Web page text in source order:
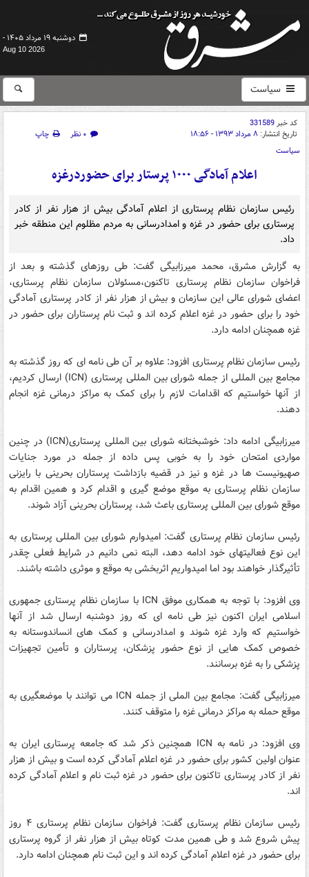
دوشنبه ۱۹ مرداد ۱۴۰۵ -
Aug 10 2026
سیاست
کد خبر331589
تاریخ انتشار: ۸ مرداد ۱۳۹۳ - ۱۸:۵۶ ۰ نظر
چاپ
سیاست
اعلام آمادگی ۱۰۰۰ پرستار برای حضوردرغزه
رئیس سازمان نظام پرستاری از اعلام آمادگی بیش از هزار نفر از کادر
پرستاری برای حضور در غزه و امدادرسانی به مردم مظلوم این منطقه خبر
داد.
به گزارش مشرق، محمد میرزابیگی گفت: طی روزهای گذشته و بعد از
فراخوان سازمان نظام پرستاری تاکنون،مسئولان سازمان نظام پرستاری،
اعضای شورای عالی این سازمان و بیش از هزار نفر از کادر پرستاری آمادگی
خود را برای حضور در غزه اعلام کرده اند و ثبت نام پرستاران برای حضور در
غزه همچنان ادامه دارد.
رئیس سازمان نظام پرستاری افزود: علاوه بر آن طی نامه ای که روز گذشته به
مجامع بین المللی از جمله شورای بین المللی پرستاری (ICN) ارسال کردیم،
از آنها خواستیم که اقدامات لازم را برای کمک به مراکز درمانی غزه انجام
دهند.
میرزابیگی ادامه داد: خوشبختانه شورای بین المللی پرستاری(ICN) در چنین
مواردی امتحان خود را به خوبی پس داده از جمله در مورد جنایات
صهیونیست ها در غزه و نیز در قضیه بازداشت پرستاران بحرینی با رایزنی
سازمان نظام پرستاری به موقع موضع گیری و اقدام کرد و همین اقدام به
موقع شورای بین المللی پرستاری باعث شد، پرستاران بحرینی آزاد شوند.
رئیس سازمان نظام پرستاری گفت: امیدوارم شورای بین المللی پرستاری به
این نوع فعالیتهای خود ادامه دهد، البته نمی دانیم در شرایط فعلی چقدر
تأثیرگذار خواهند بود اما امیدواریم اثربخشی به موقع و موثری داشته باشند.
وی افزود: با توجه به همکاری موفق ICN با سازمان نظام پرستاری جمهوری
اسلامی ایران اکنون نیز طی نامه ای که روز دوشنبه ارسال شد از آنها
خواستیم که وارد غزه شوند و امدادرسانی و کمک های انساندوستانه به
خصوص کمک هایی از نوع حضور پزشکان، پرستاران و تأمین تجهیزات
پزشکی را به غزه برسانند.
میرزابیگی گفت: مجامع بین الملی از جمله ICN می توانند با موضعگیری به
موقع حمله به مراکز درمانی غزه را متوقف کنند.
وی افزود: در نامه به ICN همچنین ذکر شد که جامعه پرستاری ایران به
عنوان اولین کشور برای حضور در غزه اعلام آمادگی کرده است و بیش از هزار
نفر از کادر پرستاری تاکنون برای حضور در غزه ثبت نام و اعلام آمادگی کرده
اند.
رئیس سازمان نظام پرستاری گفت: فراخوان سازمان نظام پرستاری ۴ روز
پیش شروع شد و طی همین مدت کوتاه بیش از هزار نفر از گروه پرستاری
برای حضور در غزه اعلام آمادگی کرده اند و این ثبت نام همچنان ادامه دارد.